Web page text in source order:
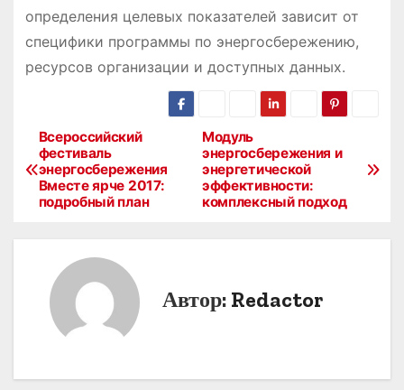
определения целевых показателей зависит от
специфики программы по энергосбережению,
ресурсов организации и доступных данных.
Н
а
Модуль
энергосбережения и
энергетической
эффективности:
комплексный подход
Всероссийский
фестиваль
энергосбережения
Вместе ярче 2017:
подробный план
Автор: Redactor